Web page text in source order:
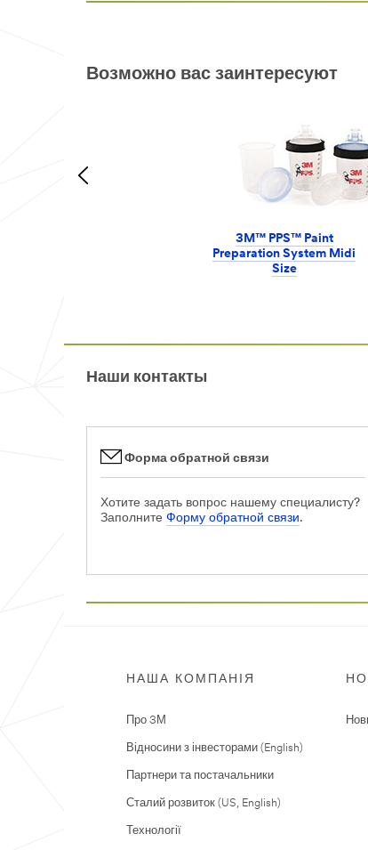
Возможно вас заинтересуют
3M™ PPS™ Paint
Preparation System Midi
Size
Наши контакты
Форма обратной связи
Хотите задать вопрос нашему специалисту?
Заполните Форму обратной связи.
НАША КОМПАНІЯ
Про 3М
Відносини з інвесторами (English)
Партнери та постачальники
Сталий розвиток (US, English)
Технології